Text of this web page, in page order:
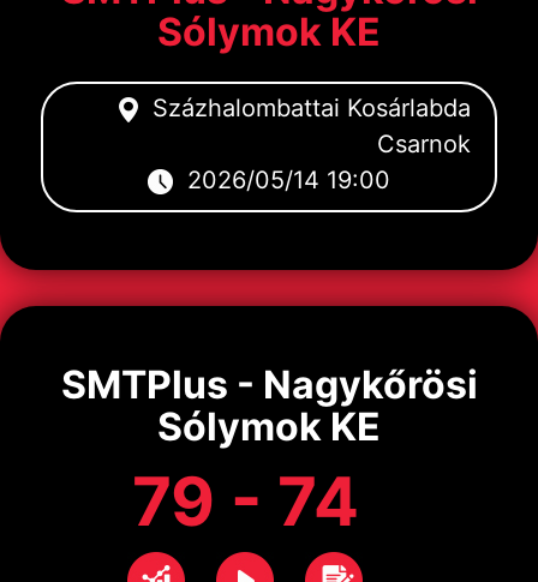
Sólymok KE
Százhalombattai Kosárlabda
Csarnok
2026/05/14 19:00
SMTPlus - Nagykőrösi
Sólymok KE
79 - 74